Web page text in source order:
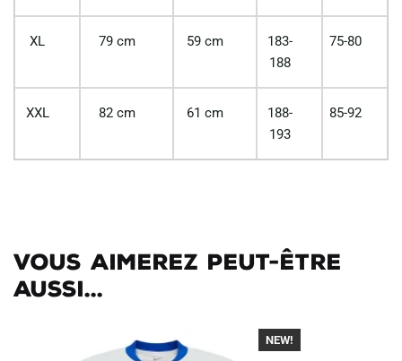
XL 79 cm 59 cm
183-
188
75-80
XXL 82 cm 61 cm
188-
193
85-92
Vous aimerez peut-être
aussi...
-40%
NEW!